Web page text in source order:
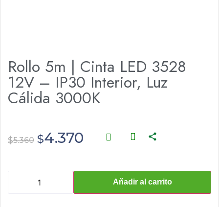
Rollo 5m | Cinta LED 3528
12V – IP30 Interior, Luz
Cálida 3000K
$5.360 $4.370
Añadir al carrito